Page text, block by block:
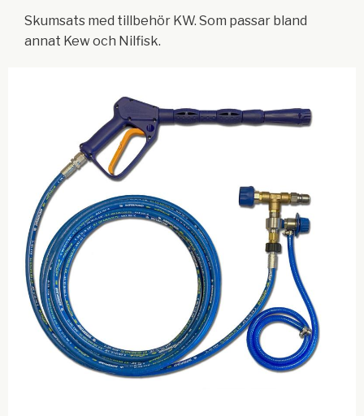
Skumsats med tillbehör KW. Som passar bland
annat Kew och Nilfisk.